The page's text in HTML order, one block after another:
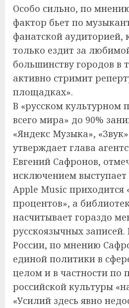
Особо сильно, по
фактор бьет по
фанатской аудиторией,
только ездит за
большинству городов в
активно стримит
площадках».
В «русском культурном
всего мира» до 90%
«Яндекс Музыка»,
утверждает глава
Евгений Сафронов,
исключением
Apple Music приходится
процентов», а
насчитывает гораздо
русскоязычных записей.
России, по мнению
единой политики в
целом и в частности по
российской культуры
«Усилий здесь явно